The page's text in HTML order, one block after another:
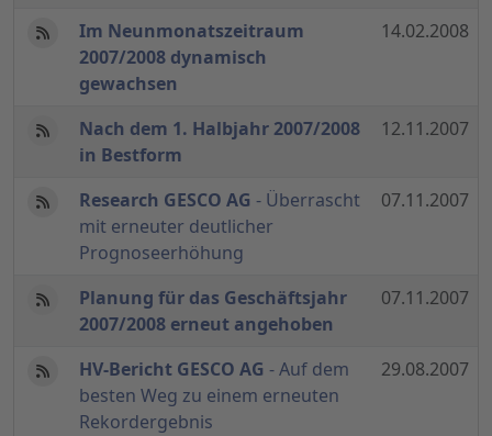
Im Neunmonatszeitraum
2007/2008 dynamisch
gewachsen
14.02.2008
Nach dem 1. Halbjahr 2007/2008
in Bestform
12.11.2007
Research GESCO AG - Überrascht
mit erneuter deutlicher
Prognoseerhöhung
07.11.2007
Planung für das Geschäftsjahr
2007/2008 erneut angehoben
07.11.2007
HV-Bericht GESCO AG - Auf dem
besten Weg zu einem erneuten
Rekordergebnis
29.08.2007